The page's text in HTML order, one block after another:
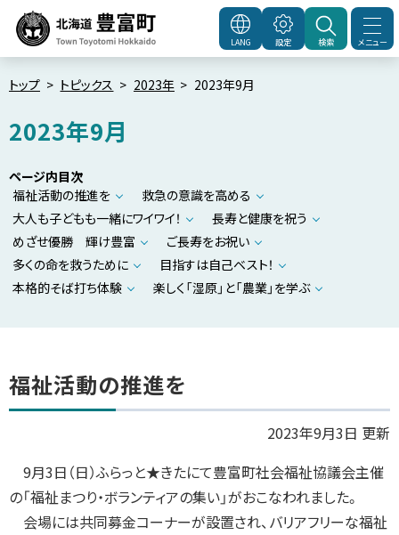
へ
メ
ュ
へ
北海道豊富町Town
メニュー
LANG 設定 検索
トップ トピックス 2023年 2023年9月
2023年9月
ページ内目次
福祉活動の推進を
救急の意識を高める
大人も子どもも一緒にワイワイ！
長寿と健康を祝う
めざせ優勝 輝け豊富
ご長寿をお祝い
多くの命を救うために
目指すは自己ベスト！
本格的そば打ち体験
楽しく「湿原」と「農業」を学ぶ
福祉活動の推進を
2023年9月3日 更新
9月3日（日）ふらっと★きたにて豊富町社会福祉協議会主催
の「福祉まつり・ボランティアの集い」がおこなわれました。
会場には共同募金コーナーが設置され、バリアフリーな福祉